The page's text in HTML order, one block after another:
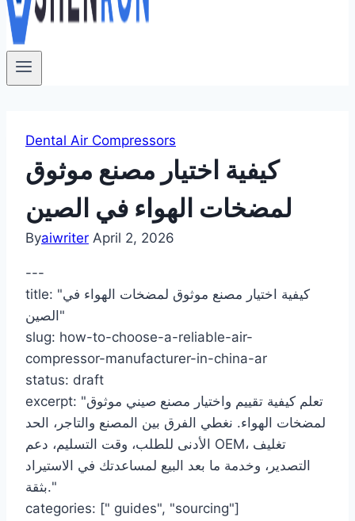
Dental Air Compressors
كيفية اختيار مصنع موثوق
لمضخات الهواء في الصين
Byaiwriter April 2, 2026
---
title: "كيفية اختيار مصنع موثوق لمضخات الهواء في
الصين"
slug: how-to-choose-a-reliable-air-
compressor-manufacturer-in-china-ar
status: draft
excerpt: "تعلم كيفية تقييم واختيار مصنع صيني موثوق
لمضخات الهواء. نغطي الفرق بين المصنع والتاجر، الحد
الأدنى للطلب، وقت التسليم، دعم OEM، تغليف
التصدير، وخدمة ما بعد البيع لمساعدتك في الاستيراد
بثقة."
categories: [" guides", "sourcing"]